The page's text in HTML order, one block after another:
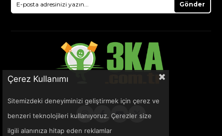
Gönder
Çerez Kullanımı
Sitemizdeki deneyiminizi geliştirmek için çerez ve
benzeri teknolojileri kullanıyoruz. Çerezler size
ilgili alanınıza hitap eden reklamlar